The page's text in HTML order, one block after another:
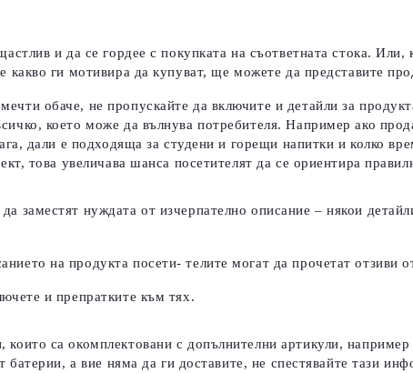
и да се гордее с покупката на съответната стока.
какво ги мотивира да купуват, ще можете да представите
обаче, не пропускайте да включите и детайли за
което може да вълнува потребителя. Например ако
дали е подходяща за студени и горещи напитки и колко
това увеличава шанса посетителят да се ориентира
заместят нуждата от изчерпателно описание – някои
на продукта посети- телите могат да прочетат отзиви
и препратките към тях.
които са окомплектовани с допълнителни артикули,
а вие няма да ги доставите, не спестявайте тази